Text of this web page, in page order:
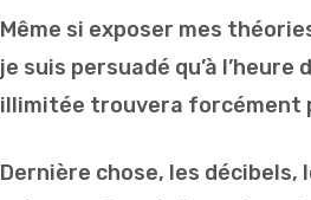
Même si exposer mes
je suis persuadé qu’à
illimitée trouvera forcément
Dernière chose, les